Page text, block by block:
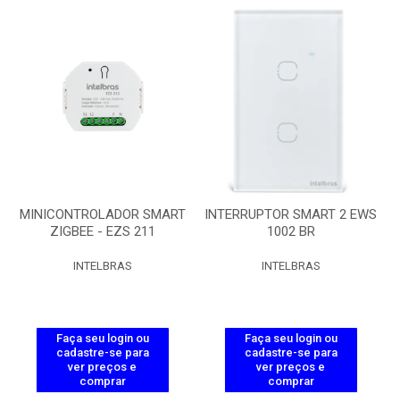
MINICONTROLADOR SMART
ZIGBEE - EZS 211
INTELBRAS
Faça seu login ou
cadastre-se para
ver preços e
comprar
INTERRUPTOR SMART 2 EWS
1002 BR
INTELBRAS
Faça seu login ou
cadastre-se para
ver preços e
comprar